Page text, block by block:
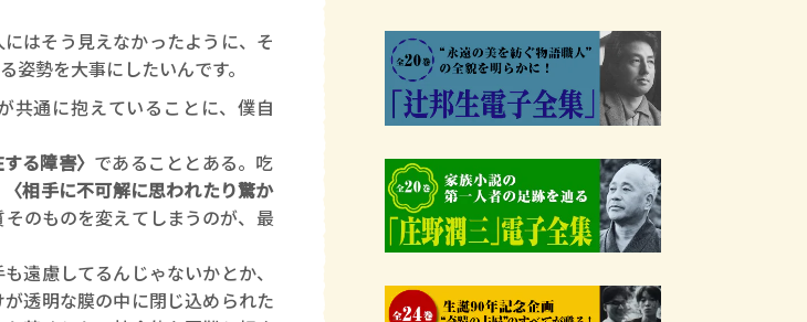
はそう見えなかったように、そ
勢を大事にしたいんです。
共通に抱えていることに、僕自
る障害〉 であることとある。吃
〈相手に不可解に思われたり驚か
のものを変えてしまうのが、最
遠慮してるんじゃないかとか、
透明な膜の中に閉じ込められた